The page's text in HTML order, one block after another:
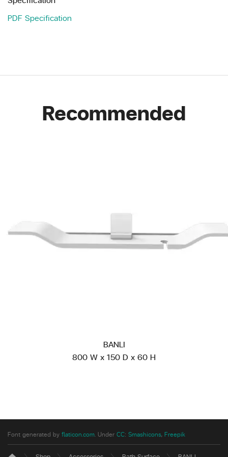
PDF Specification
Recommended
BANLI
800 W x 150 D x 60 H
Font generated by flaticon.com. Under CC: Smashicons, Freepik